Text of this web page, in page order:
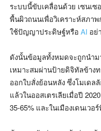
ระบบนี้ขับเคลื่อนด้วย เซนเซ
พื้นผิวถนนเพื่อวิเคราะห์สภา
ใช้ปัญญาประดิษฐ์หรือ AI อย่
ดังนั้นข้อมูลทั้งหมดจะถูกนำม
เหมาะสมผ่านป้ายดิจิทัลข้าง
ออกใบสั่งย้อนหลัง ซึ่งโมเดล
แล้วในออสเตรเลียเมื่อปี
35-65% และในเมืองเดนเวอ